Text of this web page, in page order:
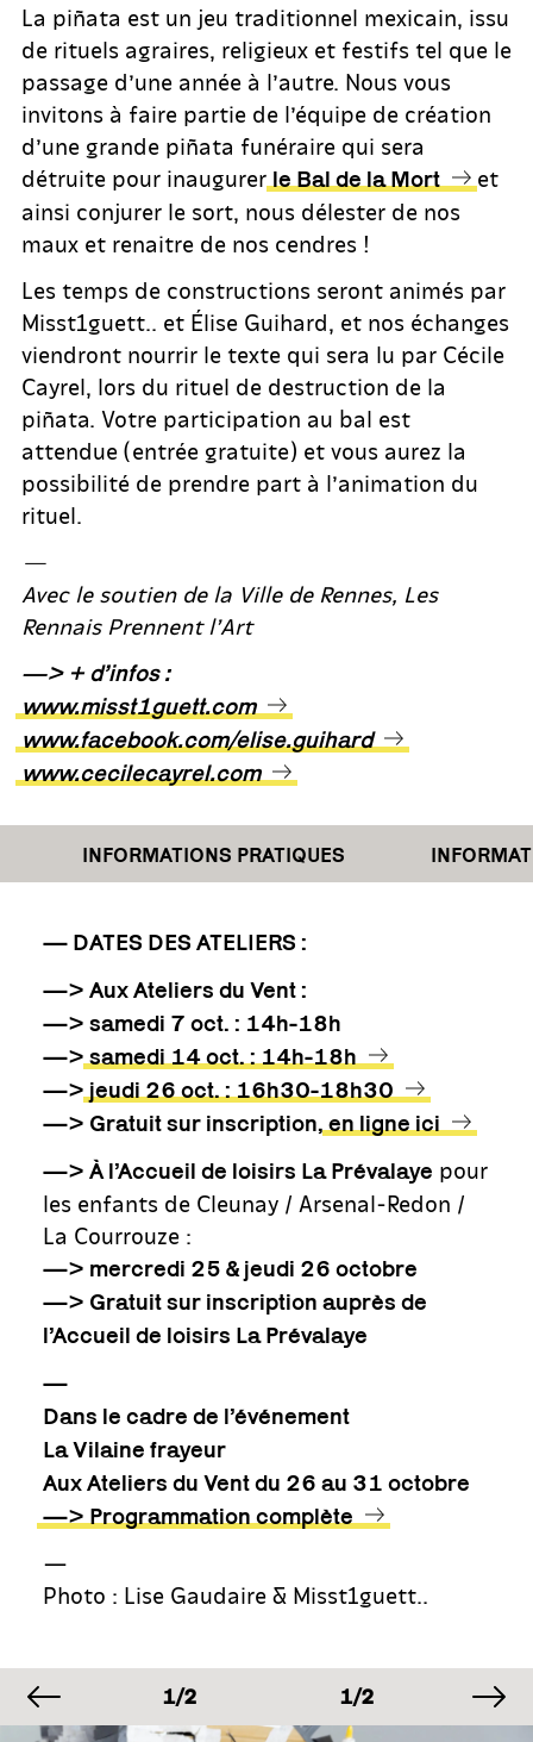
La piñata est un jeu traditionnel mexicain, issu
de rituels agraires, religieux et festifs tel que le
passage d’une année à l’autre. Nous vous
invitons à faire partie de l’équipe de création
d’une grande piñata funéraire qui sera
détruite pour inaugurer le Bal de la Mort
et
ainsi conjurer le sort, nous délester de nos
maux et renaitre de nos cendres !
Les temps de constructions seront animés par
Misst1guett.. et Élise Guihard, et nos échanges
viendront nourrir le texte qui sera lu par Cécile
Cayrel, lors du rituel de destruction de la
piñata. Votre participation au bal est
attendue (entrée gratuite) et vous aurez la
possibilité de prendre part à l’animation du
rituel.
—
Avec le soutien de la Ville de Rennes, Les
Rennais Prennent l’Art
—> + d’infos :
www.misst1guett.com
www.facebook.com/elise.guihard
www.cecilecayrel.com
INFORMATIONS PRATIQUES
— DATES DES ATELIERS :
—> Aux Ateliers du Vent :
—> samedi 7 oct. : 14h-18h
—> samedi 14 oct. : 14h-18h
—> jeudi 26 oct. : 16h30-18h30
—> Gratuit sur inscription, en ligne ici
—> À l’Accueil de loisirs La Prévalaye pour
les enfants de Cleunay / Arsenal-Redon /
La Courrouze :
—> mercredi 25 & jeudi 26 octobre
—> Gratuit sur inscription auprès de
l’Accueil de loisirs La Prévalaye
—
Dans le cadre de l’événement
La Vilaine frayeur
Aux Ateliers du Vent du 26 au 31 octobre
—> Programmation complète
—
Photo : Lise Gaudaire & Misst1guett..
image précédente
IMAGE
1/2 IMAGE
1/2 1/